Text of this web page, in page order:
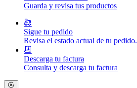
Guarda y revisa tus productos
Sigue tu pedido
Revisa el estado actual de tu pedido.
Descarga tu factura
Consulta y descarga tu factura